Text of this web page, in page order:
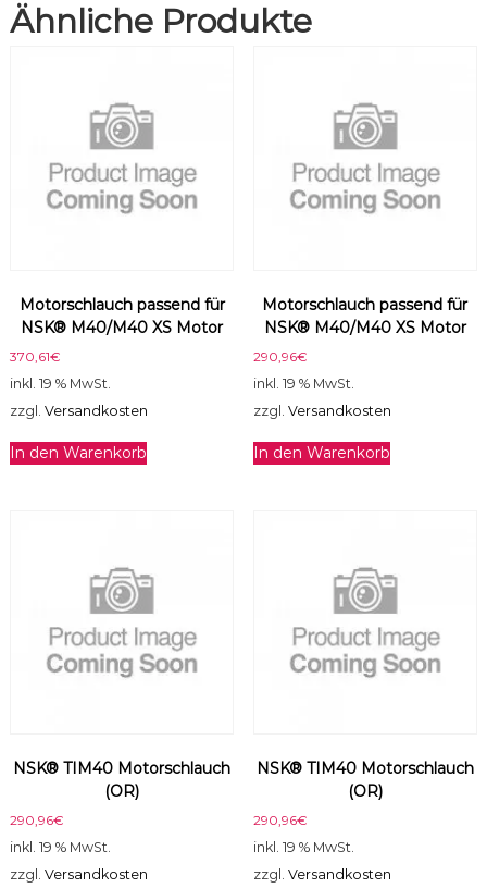
p
rÄhnliche Produkte
Motorschlauch passend für
NSK® M40/M40 XS Motor
370,61€
inkl. 19 % MwSt.
zzgl. Versandkosten
In den Warenkorb
Motorschlauch passend für
NSK® M40/M40 XS Motor
290,96€
inkl. 19 % MwSt.
zzgl. Versandkosten
In den Warenkorb
NSK® TIM40 Motorschlauch
(OR)
290,96€
inkl. 19 % MwSt.
zzgl. Versandkosten
NSK® TIM40 Motorschlauch
(OR)
290,96€
inkl. 19 % MwSt.
zzgl. Versandkosten